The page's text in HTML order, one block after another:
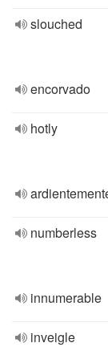
slouched
encorvado
hotly
numberless
innumerable
inveigle